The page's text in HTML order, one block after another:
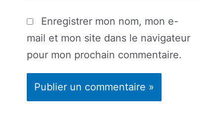
Enregistrer mon nom, mon e-
mail et mon site dans le navigateur
pour mon prochain commentaire.